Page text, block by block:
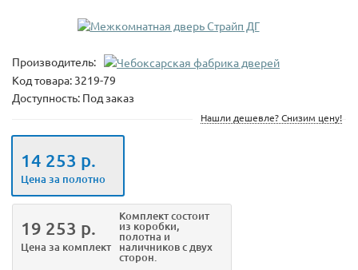
Производитель:
Код товара: 3219-79
Доступность: Под заказ
Нашли дешевле? Снизим цену!
14 253 р.
Цена за полотно
19 253 р.
Цена за комплект
Комплект состоит
из коробки,
полотна и
наличников с двух
сторон.